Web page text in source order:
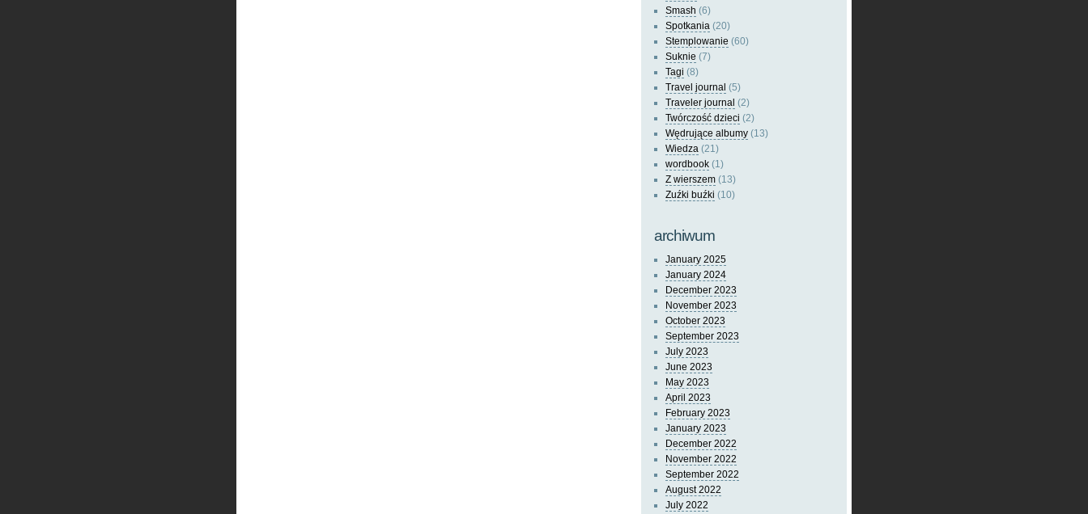
Smash (6)
Spotkania (20)
Stemplowanie (60)
Suknie (7)
Tagi (8)
Travel journal (5)
Traveler journal (2)
Twórczość dzieci (2)
Wędrujące albumy (13)
Wiedza (21)
wordbook (1)
Z wierszem (13)
Zuźki buźki (10)
archiwum
January 2025
January 2024
December 2023
November 2023
October 2023
September 2023
July 2023
June 2023
May 2023
April 2023
February 2023
January 2023
December 2022
November 2022
September 2022
August 2022
July 2022